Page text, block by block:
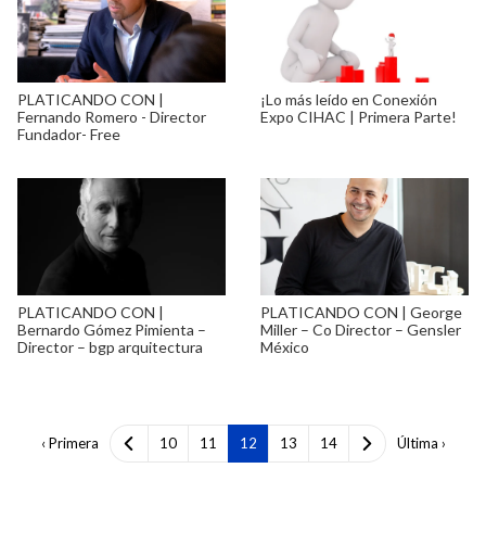
PLATICANDO CON |
Fernando Romero - Director
Fundador- Free
¡Lo más leído en Conexión
Expo CIHAC | Primera Parte!
PLATICANDO CON |
Bernardo Gómez Pimienta –
Director – bgp arquitectura
PLATICANDO CON | George
Miller – Co Director – Gensler
México
‹ Primera 10 11 12 13 14 Última ›